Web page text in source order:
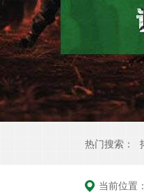
热门搜索：
当前位置：